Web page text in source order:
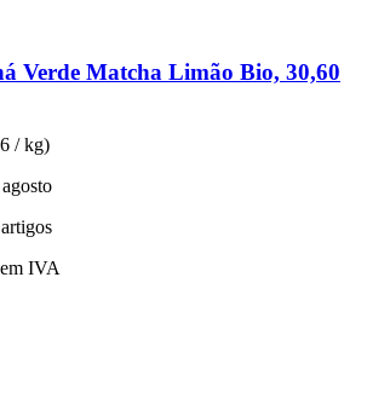
Verde Matcha Limão Bio, 30,60
/ kg)
IVA